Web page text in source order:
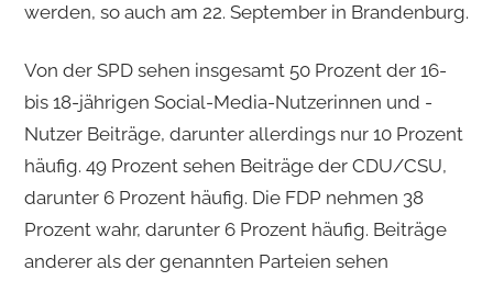
werden, so auch am 22. September in Brandenburg.
Von der SPD sehen insgesamt 50 Prozent der 16-
bis 18-jährigen Social-Media-Nutzerinnen und -
Nutzer Beiträge, darunter allerdings nur 10 Prozent
häufig. 49 Prozent sehen Beiträge der CDU/CSU,
darunter 6 Prozent häufig. Die FDP nehmen 38
Prozent wahr, darunter 6 Prozent häufig. Beiträge
anderer als der genannten Parteien sehen